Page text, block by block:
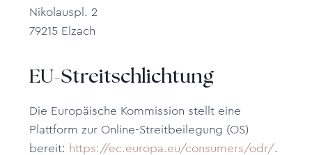
Nikolauspl. 2
79215 Elzach
EU-Streitschlichtung
Die Europäische Kommission stellt eine
Plattform zur Online-Streitbeilegung (OS)
bereit: https://ec.europa.eu/consumers/odr/.